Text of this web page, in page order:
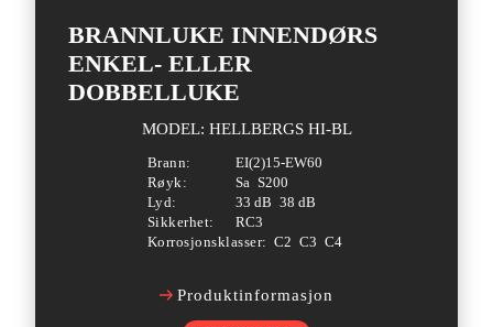
BRANNLUKE INNENDØRS
ENKEL- ELLER
DOBBELLUKE
MODEL: HELLBERGS HI-BL
Brann:
EI(2)15-EW60
Røyk:
Sa S200
Lyd:
33 dB 38 dB
Sikkerhet:
RC3
Korrosjonsklasser: C2 C3 C4
Produktinformasjon